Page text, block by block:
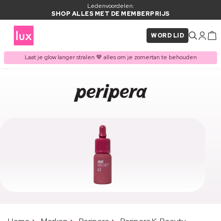
Ledenvoordelen:
SHOP ALLES MET DE MEMBERPRIJS
WORD LID
Laat je glow langer stralen 🤎 alles om je zomertan te behouden